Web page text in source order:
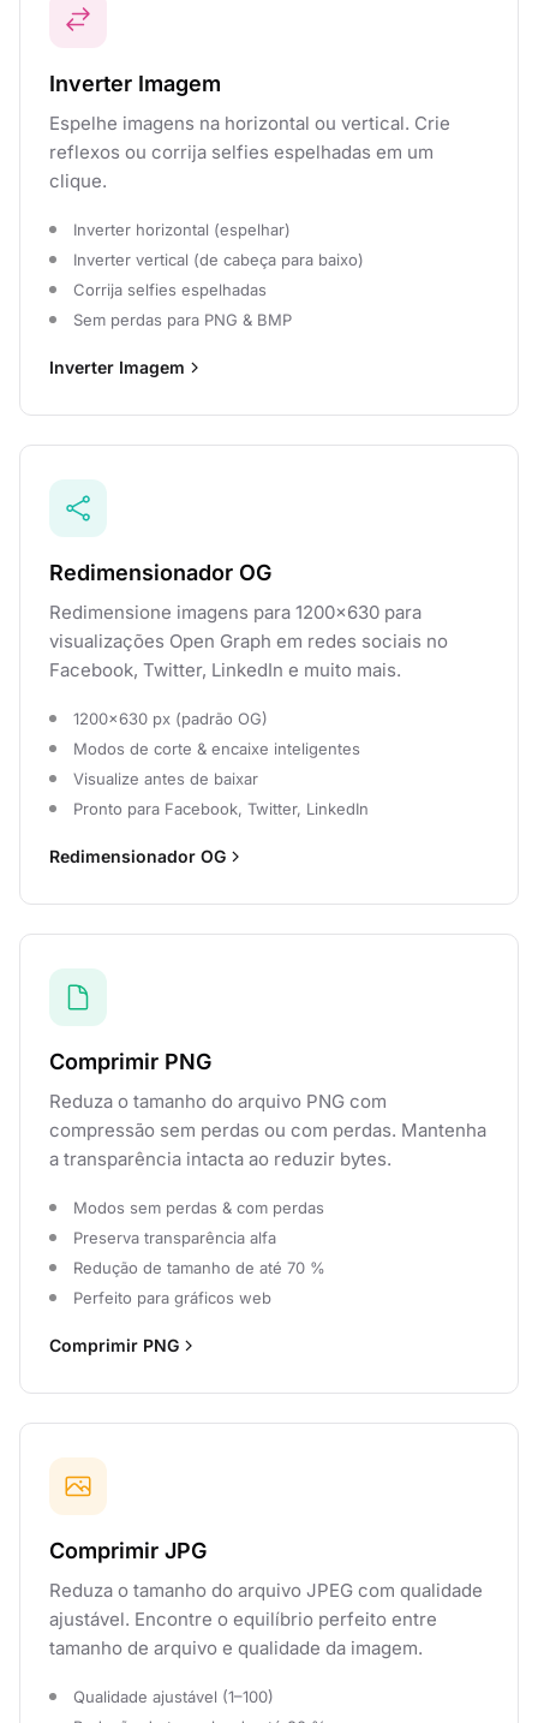
Inverter Imagem
Espelhe imagens na horizontal ou vertical. Crie
reflexos ou corrija selfies espelhadas em um
clique.
Inverter horizontal (espelhar)
Inverter vertical (de cabeça para baixo)
Corrija selfies espelhadas
Sem perdas para PNG & BMP
Inverter Imagem
Redimensionador OG
Redimensione imagens para 1200×630 para
visualizações Open Graph em redes sociais no
Facebook, Twitter, LinkedIn e muito mais.
1200×630 px (padrão OG)
Modos de corte & encaixe inteligentes
Visualize antes de baixar
Pronto para Facebook, Twitter, LinkedIn
Redimensionador OG
Comprimir PNG
Reduza o tamanho do arquivo PNG com
compressão sem perdas ou com perdas. Mantenha
a transparência intacta ao reduzir bytes.
Modos sem perdas & com perdas
Preserva transparência alfa
Redução de tamanho de até 70 %
Perfeito para gráficos web
Comprimir PNG
Comprimir JPG
Reduza o tamanho do arquivo JPEG com qualidade
ajustável. Encontre o equilíbrio perfeito entre
tamanho de arquivo e qualidade da imagem.
Qualidade ajustável (1–100)